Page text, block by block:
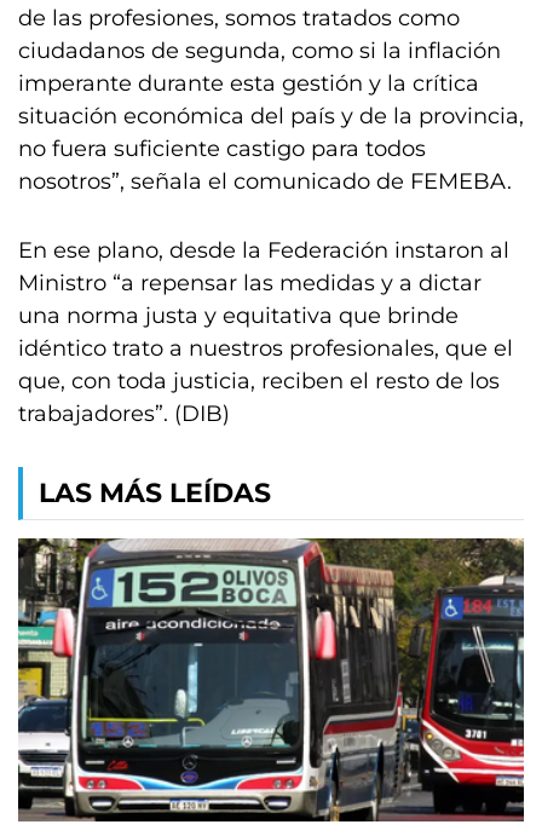
de las profesiones, somos tratados como
ciudadanos de segunda, como si la inflación
imperante durante esta gestión y la crítica
situación económica del país y de la provincia,
no fuera suficiente castigo para todos
nosotros”, señala el comunicado de FEMEBA.
En ese plano, desde la Federación instaron al
Ministro “a repensar las medidas y a dictar
una norma justa y equitativa que brinde
idéntico trato a nuestros profesionales, que el
que, con toda justicia, reciben el resto de los
trabajadores”. (DIB)
LAS MÁS LEÍDAS